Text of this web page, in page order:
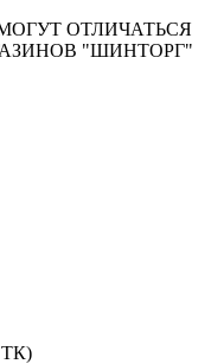
ОТЛИЧАТЬСЯ
"ШИНТОРГ"
ТК)